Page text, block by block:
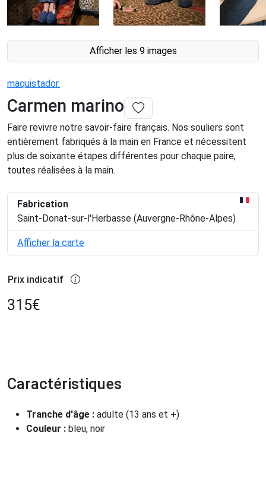
Afficher les 9 images
maquistador.
Carmen marino
Faire revivre notre savoir-faire français. Nos souliers sont
entièrement fabriqués à la main en France et nécessitent
plus de soixante étapes différentes pour chaque paire,
toutes réalisées à la main.
Fabrication
Saint-Donat-sur-l'Herbasse (Auvergne-Rhône-Alpes)
Afficher la carte
Prix indicatif
315€
Caractéristiques
Tranche d'âge : adulte (13 ans et +)
Couleur : bleu, noir